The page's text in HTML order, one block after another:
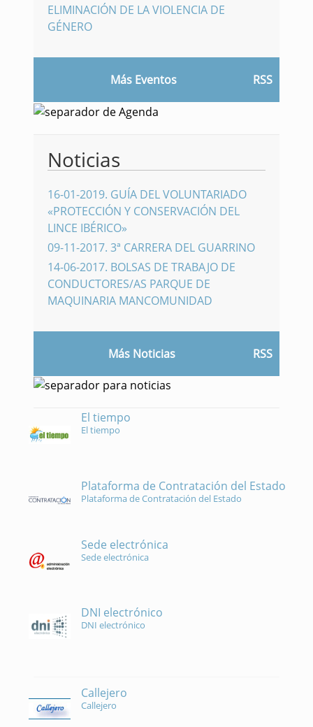
ELIMINACIÓN DE LA VIOLENCIA DE
GÉNERO
Más Eventos RSS
Noticias
16-01-2019. GUÍA DEL VOLUNTARIADO
«PROTECCIÓN Y CONSERVACIÓN DEL
LINCE IBÉRICO»
09-11-2017. 3ª CARRERA DEL GUARRINO
14-06-2017. BOLSAS DE TRABAJO DE
CONDUCTORES/AS PARQUE DE
MAQUINARIA MANCOMUNIDAD
Más Noticias RSS
El tiempo
El tiempo
Plataforma de Contratación del Estado
Plataforma de Contratación del Estado
Sede electrónica
Sede electrónica
DNI electrónico
DNI electrónico
Callejero
Callejero